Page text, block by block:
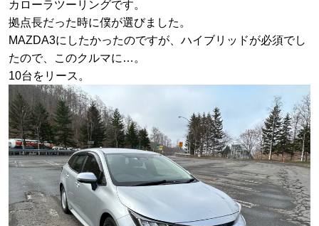
カローラツーリングです。
拠点長だった時に僕が選びました。
MAZDA3にしたかったのですが、ハイブリッドが必須でし
たので、このクルマに…。
10台をリース。